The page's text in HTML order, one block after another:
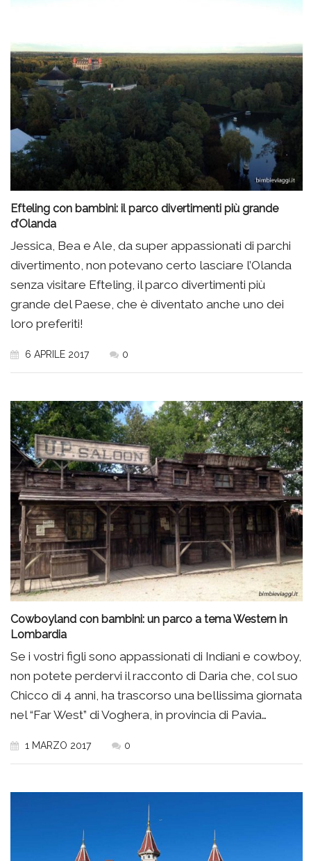
Efteling con bambini: il parco divertimenti più grande
d’Olanda
Jessica, Bea e Ale, da super appassionati di parchi
divertimento, non potevano certo lasciare l’Olanda
senza visitare Efteling, il parco divertimenti più
grande del Paese, che è diventato anche uno dei
loro preferiti!
6 APRILE 2017 0
Cowboyland con bambini: un parco a tema Western in
Lombardia
Se i vostri figli sono appassionati di Indiani e cowboy,
non potete perdervi il racconto di Daria che, col suo
Chicco di 4 anni, ha trascorso una bellissima giornata
nel “Far West” di Voghera, in provincia di Pavia…
1 MARZO 2017 0